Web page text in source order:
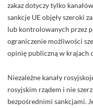
zakaz dotyczy tylko
sankcje UE objęły szeroki
lub kontrolowanych przez
ograniczenie możliwości
opinię publiczną w krajach
Niezależne kanały
rosyjskim rządem i nie
bezpośrednimi sankcjami.